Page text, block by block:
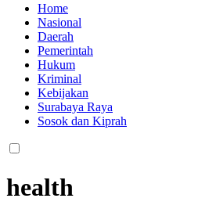
Home
Nasional
Daerah
Pemerintah
Hukum
Kriminal
Kebijakan
Surabaya Raya
Sosok dan Kiprah
health